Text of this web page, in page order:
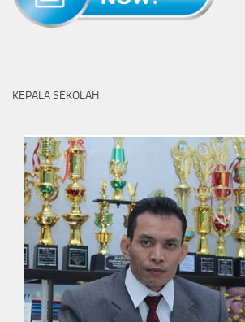
KEPALA SEKOLAH